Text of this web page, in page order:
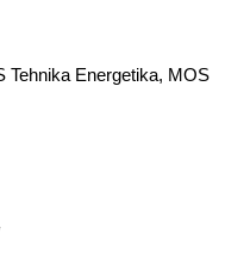
Tehnika Energetika, MOS